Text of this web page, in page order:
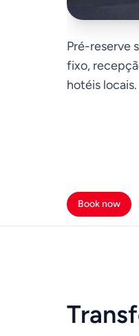
Pré-reserve
fixo,
hotéis locais.
Book now